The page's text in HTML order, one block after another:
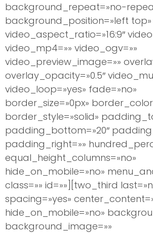
background_repeat=»no-
background_position=»left top»
video_aspect_ratio=»16:9″
video_mp4=»» video_ogv=»»
video_preview_image=»»
overlay_opacity=»0.5″
video_loop=»yes» fade=»no»
border_size=»0px»
border_style=»solid»
padding_bottom=»20″
padding_right=»»
equal_height_columns=»no»
hide_on_mobile=»no»
class=»» id=»»][two_third
spacing=»yes»
hide_on_mobile=»no»
background_image=»»